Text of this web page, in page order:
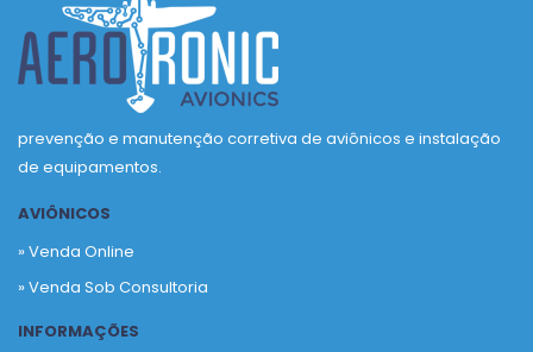
prevenção e manutenção corretiva de aviônicos e instalação
de equipamentos.
AVIÔNICOS
» Venda Online
» Venda Sob Consultoria
INFORMAÇÕES